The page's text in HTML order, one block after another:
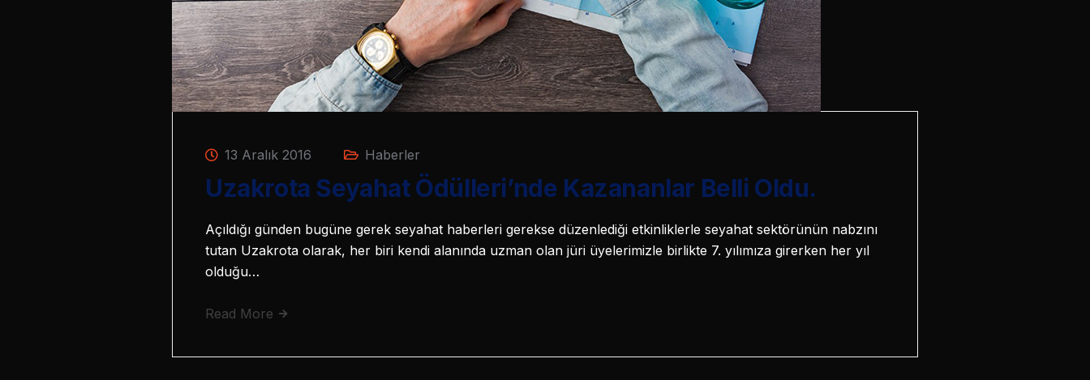
13 Aralık 2016 Haberler
Uzakrota Seyahat Ödülleri’nde Kazananlar Belli Oldu.
Açıldığı günden bugüne gerek seyahat haberleri gerekse düzenlediği etkinliklerle seyahat sektörünün nabzını
tutan Uzakrota olarak, her biri kendi alanında uzman olan jüri üyelerimizle birlikte 7. yılımıza girerken her yıl
olduğu…
Read More